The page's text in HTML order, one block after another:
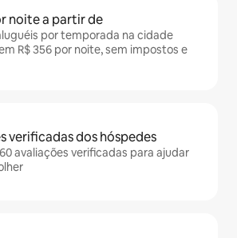
noite a partir de
por temporada na cidade
R$ 356 por noite, sem impostos e
verificadas dos hóspedes
avaliações verificadas para ajudar